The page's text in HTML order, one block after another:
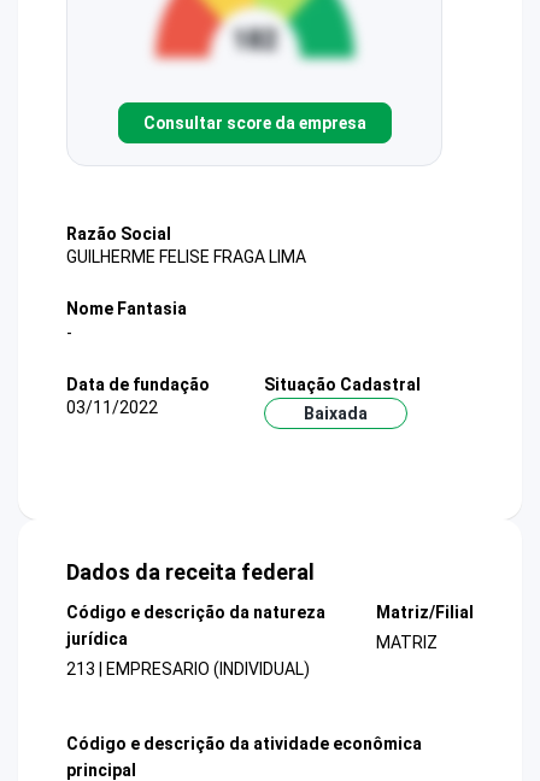
Consultar score da empresa
Razão Social
GUILHERME FELISE FRAGA LIMA
Nome Fantasia
-
Data de fundação
03/11/2022
Situação Cadastral
Baixada
Dados da receita federal
Código e descrição da natureza
jurídica
213 | EMPRESARIO (INDIVIDUAL)
Matriz/Filial
MATRIZ
Código e descrição da atividade econômica
principal